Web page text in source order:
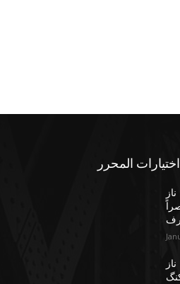
اختيارات المحرر